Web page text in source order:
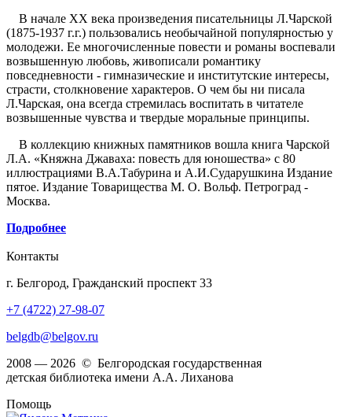
В начале XX века произведения писательницы Л.Чарской
(1875-1937 г.г.) пользовались необычайной популярностью у
молодежи. Ее многочисленные повести и романы воспевали
возвышенную любовь, живописали романтику
повседневности - гимназические и институтские интересы,
страсти, столкновение характеров. О чем бы ни писала
Л.Чарская, она всегда стремилась воспитать в читателе
возвышенные чувства и твердые моральные принципы.
В коллекцию книжных памятников вошла книга Чарской
Л.А. «Княжна Джаваха: повесть для юношества» с 80
иллюстрациями В.А.Табурина и А.И.Сударушкина Издание
пятое. Издание Товарищества М. О. Вольф. Петроград -
Москва.
Подробнее
Контакты
г. Белгород, Гражданский проспект 33
+7 (4722) 27-98-07
belgdb@belgov.ru
2008 — 2026 © Белгородская государственная
детская библиотека имени А.А. Лиханова
Помощь